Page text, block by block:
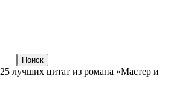
25 лучших цитат из романа «Мастер и